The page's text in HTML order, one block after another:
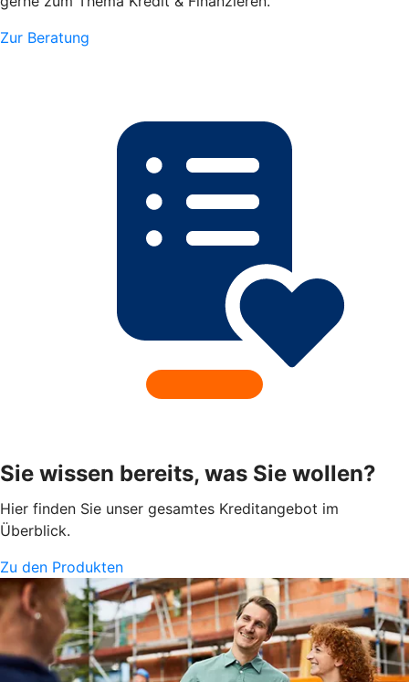
Zur Beratung
Sie wissen bereits, was Sie wollen?
Hier finden Sie unser gesamtes Kreditangebot im
Überblick.
Zu den Produkten